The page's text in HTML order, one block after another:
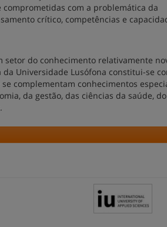
com a problemática da
crítico, competências e
setor do conhecimento relativamente
Universidade Lusófona constitui-se
complementam conhecimentos
da gestão, das ciências da saúde,